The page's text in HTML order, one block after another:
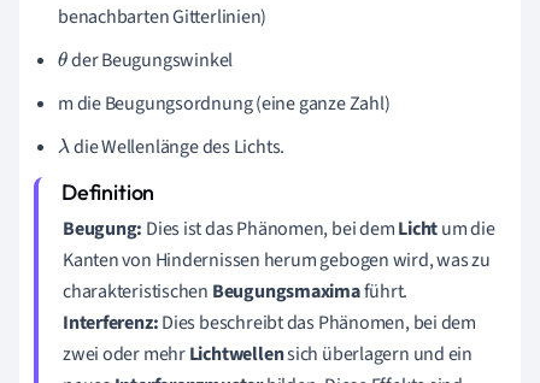
benachbarten Gitterlinien)
θder Beugungswinkel
m die Beugungsordnung (eine ganze Zahl)
λ die Wellenlänge des Lichts.
Beugung: Dies ist das Phänomen, bei demLichtum die
Kanten von Hindernissen herum gebogen wird, was zu
charakteristischen Beugungsmaximaführt.
Interferenz:Dies beschreibt das Phänomen, bei dem
zwei oder mehrLichtwellensich überlagern und ein